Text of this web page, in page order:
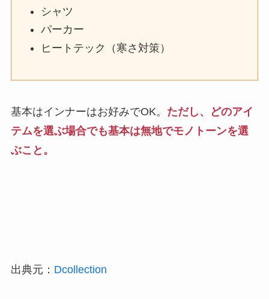
シャツ
パーカー
ヒートテック（寒さ対策）
基本はインナーはお好みでOK。 ただし、どのアイ
テムを選ぶ場合でも基本は無地でモノトーンを選
ぶこと。
出典元： Dcollection